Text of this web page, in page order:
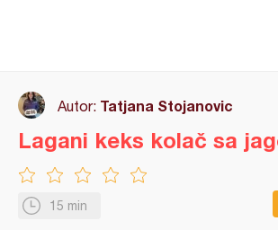
Autor: Tatjana Stojanovic
15 min
Lagani keks kolač sa